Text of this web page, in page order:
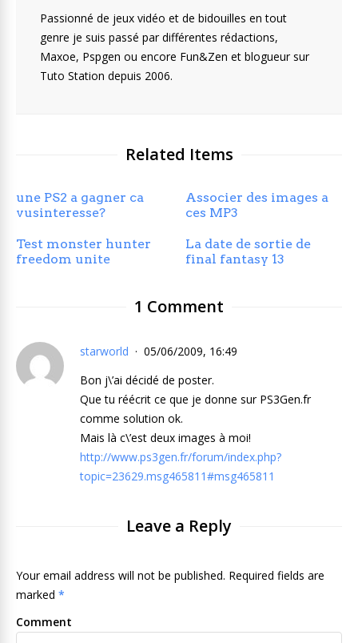
Passionné de jeux vidéo et de bidouilles en tout
genre je suis passé par différentes rédactions,
Maxoe, Pspgen ou encore Fun&Zen et blogueur sur
Tuto Station depuis 2006.
Related Items
une PS2 a gagner ca
vusinteresse?
Associer des images a
ces MP3
Test monster hunter
freedom unite
La date de sortie de
final fantasy 13
1 Comment
starworld
05/06/2009, 16:49
Bon j\’ai décidé de poster.
Que tu réécrit ce que je donne sur PS3Gen.fr
comme solution ok.
Mais là c\’est deux images à moi!
http://www.ps3gen.fr/forum/index.php?
topic=23629.msg465811#msg465811
Leave a Reply
Your email address will not be published. Required fields are
marked *
Comment